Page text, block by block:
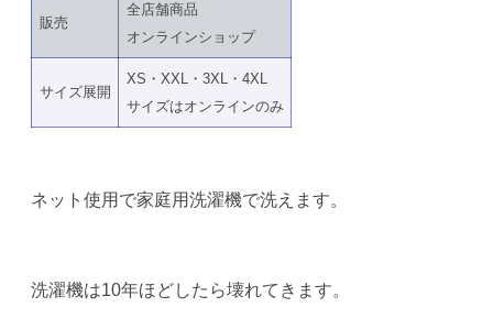
販売
全店舗商品
オンラインショップ
サイズ展開
XS・XXL・3XL・4XL
サイズはオンラインのみ
ネット使用で家庭用洗濯機で洗えます。
洗濯機は10年ほどしたら壊れてきます。